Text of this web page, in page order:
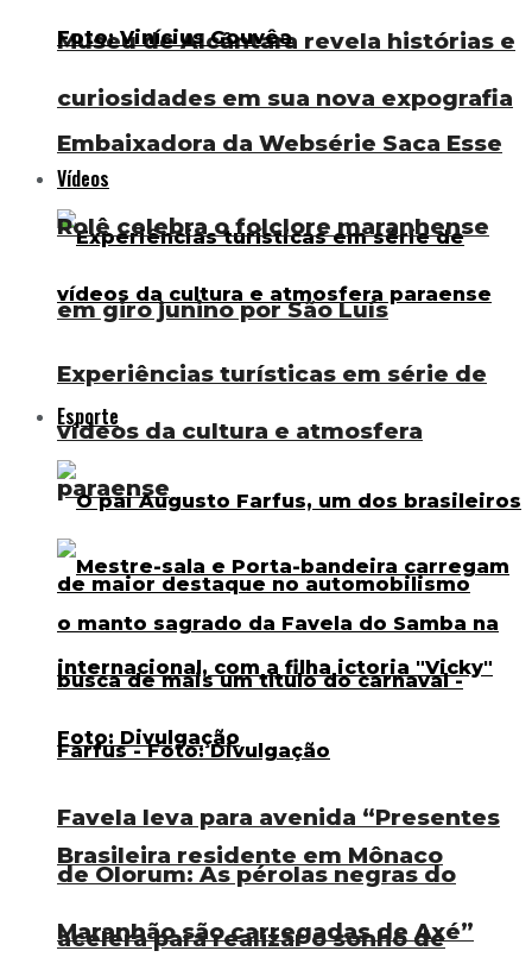
Museu de Alcântara revela histórias e
curiosidades em sua nova expografia
Vídeos
Experiências turísticas em série de
vídeos da cultura e atmosfera
paraense
Favela leva para avenida “Presentes
de Olorum: As pérolas negras do
Maranhão são carregadas de Axé”
Embaixadora da Websérie Saca Esse
Rolê celebra o folclore maranhense
em giro junino por São Luís
Esporte
Brasileira residente em Mônaco
acelera para realizar o sonho de